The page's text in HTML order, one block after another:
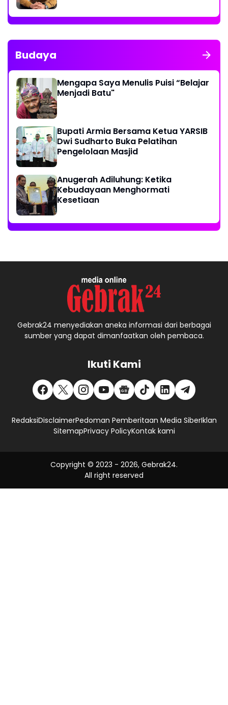
Budaya
Mengapa Saya Menulis Puisi “Belajar
Menjadi Batu"
Bupati Armia Bersama Ketua YARSIB
Dwi Sudharto Buka Pelatihan
Pengelolaan Masjid
Anugerah Adiluhung: Ketika
Kebudayaan Menghormati
Kesetiaan
Gebrak24 menyediakan aneka informasi dari berbagai
sumber yang dapat dimanfaatkan oleh pembaca.
Ikuti Kami
RedaksiDisclaimerPedoman Pemberitaan Media SiberIklan
SitemapPrivacy PolicyKontak kami
Copyright © 2023 - 2026, Gebrak24.
All right reserved